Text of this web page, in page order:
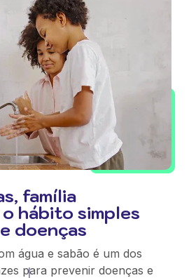
família
hábito simples
doenças
água e sabão é um dos
para prevenir doenças e